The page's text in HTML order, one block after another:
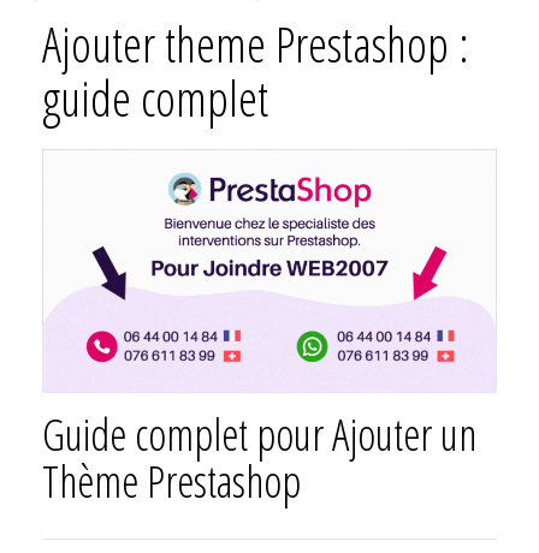
Ajouter theme Prestashop :
guide complet
Guide complet pour Ajouter un
Thème Prestashop